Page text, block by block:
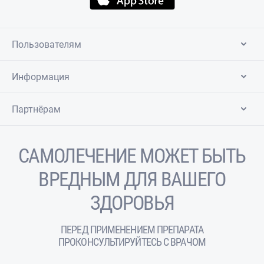
Пользователям
Информация
Партнёрам
САМОЛЕЧЕНИЕ МОЖЕТ БЫТЬ
ВРЕДНЫМ ДЛЯ ВАШЕГО
ЗДОРОВЬЯ
ПЕРЕД ПРИМЕНЕНИЕМ ПРЕПАРАТА
ПРОКОНСУЛЬТИРУЙТЕСЬ С ВРАЧОМ